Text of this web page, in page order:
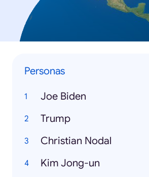
Personas
Joe Biden
Trump
Christian Nodal
Kim Jong-un